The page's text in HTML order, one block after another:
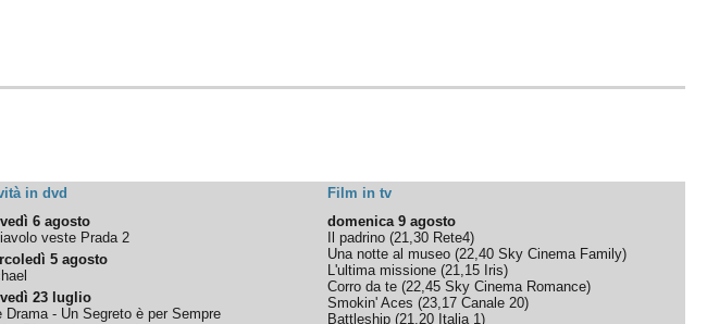
in dvd
Film in tv
6 agosto
veste Prada 2
5 agosto
23 luglio
Drama - Un Segreto è per Sempre
domenica 9 agosto
Il padrino (21,30 Rete4)
Una notte al museo (22,40 Sky Cinema Family)
L'ultima missione (21,15 Iris)
Corro da te (22,45 Sky Cinema Romance)
Smokin' Aces (23,17 Canale 20)
Battleship (21,20 Italia 1)